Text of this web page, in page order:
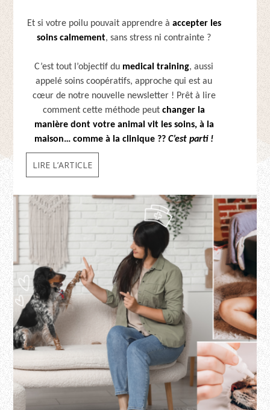
Et si votre poilu pouvait apprendre à accepter les
soins calmement, sans stress ni contrainte ?
C’est tout l’objectif du medical training, aussi
appelé soins coopératifs, approche qui est au
cœur de notre nouvelle newsletter ! Prêt à lire
comment cette méthode peutchanger la
manière dont votre animal vit les soins, à la
maison… comme à la clinique ?? C’est parti !
LIRE L’ARTICLE